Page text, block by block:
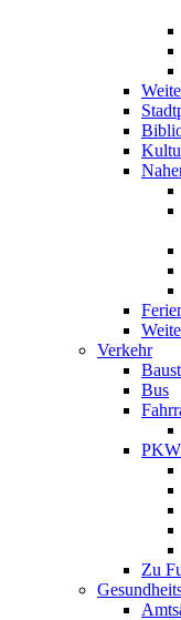
Verkehr
Bus
Zu